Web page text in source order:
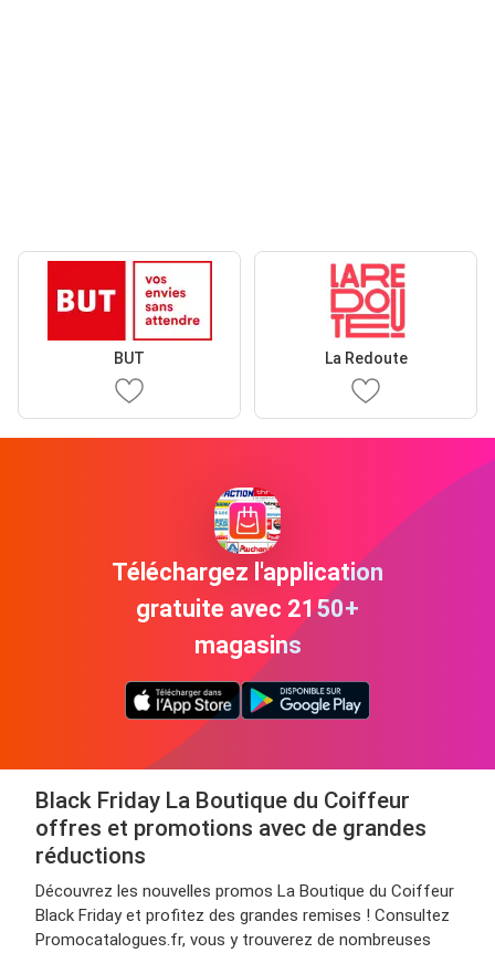
BUT La Redoute
Téléchargez l'application
gratuite avec 2150+
magasins
Black Friday La Boutique du Coiffeur
offres et promotions avec de grandes
réductions
Découvrez les nouvelles promos La Boutique du Coiffeur
Black Friday et profitez des grandes remises ! Consultez
Promocatalogues.fr, vous y trouverez de nombreuses